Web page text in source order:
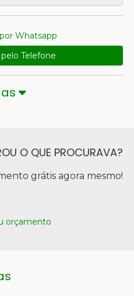
Whatsapp
Telefone
O QUE PROCURAVA?
grátis agora mesmo!
orçamento